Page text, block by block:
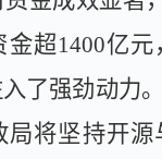
金超1400亿
了强劲动力
局将坚持开源